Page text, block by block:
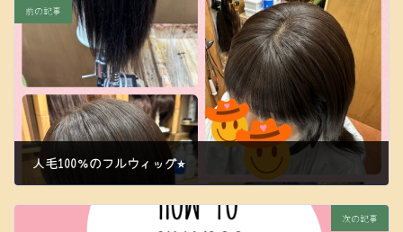
前の記事
人毛100％のフルウィッグ⭐︎
次の記事